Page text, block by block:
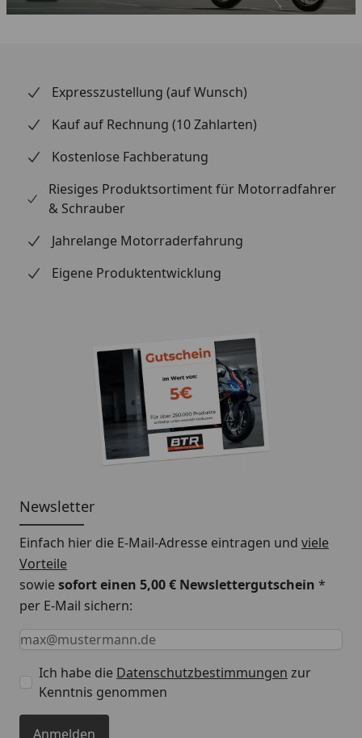
Expresszustellung (auf Wunsch)
Kauf auf Rechnung (10 Zahlarten)
Kostenlose Fachberatung
Riesiges Produktsortiment für Motorradfahrer
& Schrauber
Jahrelange Motorraderfahrung
Eigene Produktentwicklung
Newsletter
Einfach hier die E-Mail-Adresse eintragen und viele
Vorteile
sowiesofort einen 5,00 € Newslettergutschein *
per E-Mail sichern:
Keine Eingabe erforderlich
Eingabe erforderlich
E-Mail *
Ich habe die Datenschutzbestimmungen zur
Kenntnis genommen
Anmelden